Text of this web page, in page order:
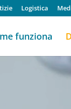
Logistica
funziona